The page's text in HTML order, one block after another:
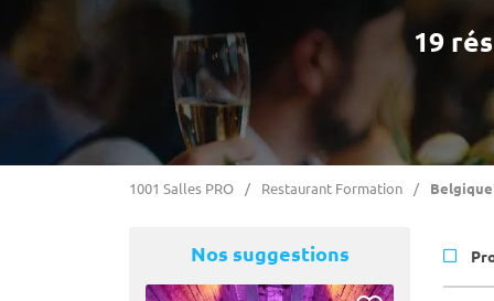
19
1001 Salles PRO Restaurant Formation Belgique
Nos suggestions